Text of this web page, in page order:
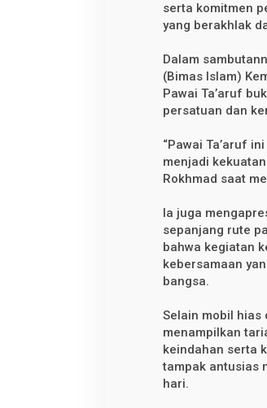
s
i
a
l
X
V
I
d
K
d
a
r
serta komitmen
yang berakhlak
Dalam
(Bimas Islam)
Pawai Ta’aruf
persatuan dan
“Pawai Ta’aruf
menjadi
Rokhmad saat
Ia juga
sepanjang rute
bahwa kegiatan
kebersamaan
bangsa.
Selain mobil hias
menampilkan
keindahan serta
tampak antusias
hari.